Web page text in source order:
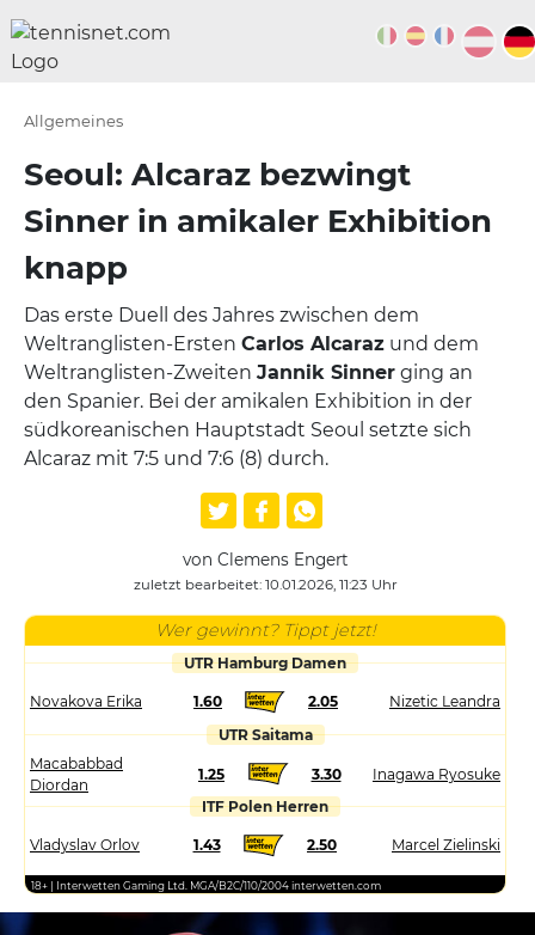
Allgemeines
Seoul: Alcaraz bezwingt
Sinner in amikaler Exhibition
knapp
Das erste Duell des Jahres zwischen dem
Weltranglisten-Ersten Carlos Alcaraz und dem
Weltranglisten-Zweiten Jannik Sinner ging an
den Spanier. Bei der amikalen Exhibition in der
südkoreanischen Hauptstadt Seoul setzte sich
Alcaraz mit 7:5 und 7:6 (8) durch.
von Clemens Engert
zuletzt bearbeitet: 10.01.2026, 11:23 Uhr
Wer gewinnt? Tippt jetzt!
UTR Hamburg Damen
Novakova Erika 1.60 2.05
Nizetic Leandra
UTR Saitama
Macababbad
Diordan
1.25 3.30
Inagawa Ryosuke
ITF Polen Herren
Vladyslav Orlov 1.43 2.50 Marcel Zielinski
18+ | Interwetten Gaming Ltd. MGA/B2C/110/2004 interwetten.com